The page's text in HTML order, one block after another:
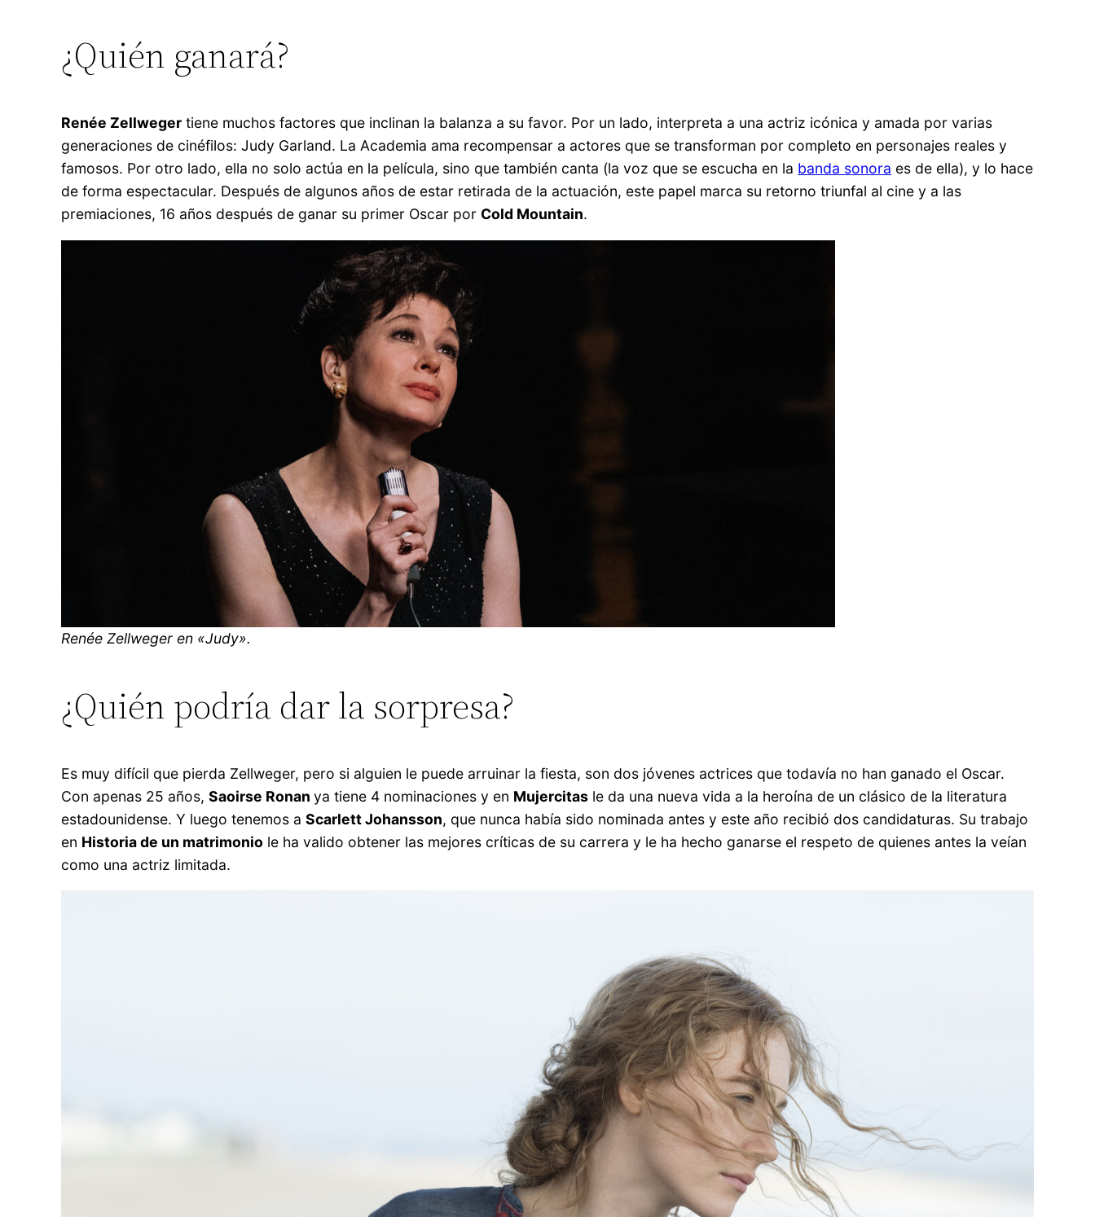
¿Quién ganará?
Renée Zellweger tiene muchos factores que inclinan la balanza a su favor. Por un lado, interpreta a una actriz icónica y amada por varias
generaciones de cinéfilos: Judy Garland. La Academia ama recompensar a actores que se transforman por completo en personajes reales y
famosos. Por otro lado, ella no solo actúa en la película, sino que también canta (la voz que se escucha en la banda sonora es de ella), y lo hace
de forma espectacular. Después de algunos años de estar retirada de la actuación, este papel marca su retorno triunfal al cine y a las
premiaciones, 16 años después de ganar su primer Oscar por Cold Mountain.
Renée Zellweger en «Judy».
¿Quién podría dar la sorpresa?
Es muy difícil que pierda Zellweger, pero si alguien le puede arruinar la fiesta, son dos jóvenes actrices que todavía no han ganado el Oscar.
Con apenas 25 años,Saoirse Ronanya tiene 4 nominaciones y en Mujercitas le da una nueva vida a la heroína de un clásico de la literatura
estadounidense. Y luego tenemos aScarlett Johansson, que nunca había sido nominada antes y este año recibió dos candidaturas. Su trabajo
en Historia de un matrimonio le ha valido obtener las mejores críticas de su carrera y le ha hecho ganarse el respeto de quienes antes la veían
como una actriz limitada.